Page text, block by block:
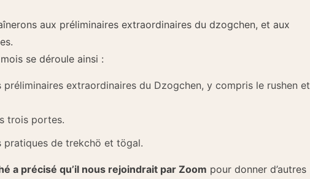
aux préliminaires extraordinaires du dzogchen, et aux
se déroule ainsi :
préliminaires extraordinaires du Dzogchen, y compris le rushen et
trois portes.
pratiques de trekchö et tögal.
a précisé qu’il nous rejoindrait par Zoom pour donner d’autres